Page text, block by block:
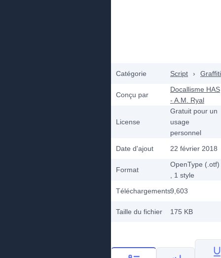
Catégorie Script › Graffiti
Conçu par
Docallisme HAS
- A.M. Ryal
License
Gratuit pour un
usage
personnel
Date d'ajout
22 février 2018
Format
OpenType (.otf)
, 1 style
Téléchargements9,603
Taille du fichier 175 KB